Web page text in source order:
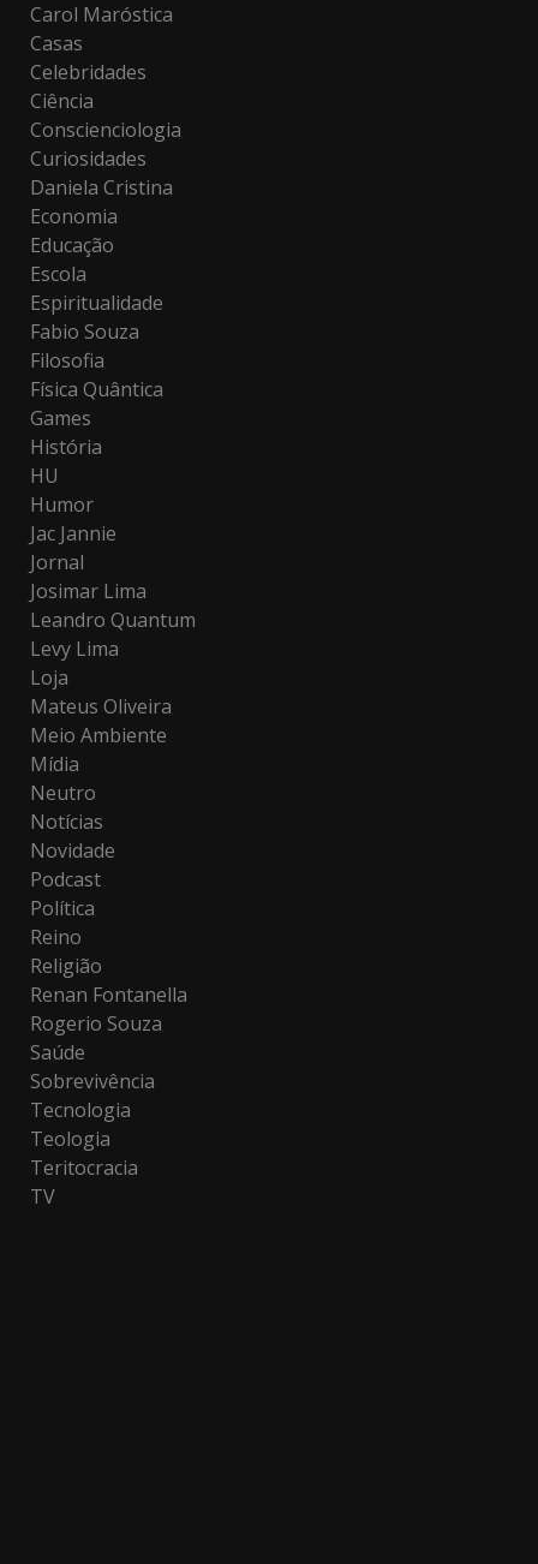
Carol Maróstica
Casas
Celebridades
Ciência
Conscienciologia
Curiosidades
Daniela Cristina
Economia
Educação
Escola
Espiritualidade
Fabio Souza
Filosofia
Física Quântica
Games
História
HU
Humor
Jac Jannie
Jornal
Josimar Lima
Leandro Quantum
Levy Lima
Loja
Mateus Oliveira
Meio Ambiente
Mídia
Neutro
Notícias
Novidade
Podcast
Política
Reino
Religião
Renan Fontanella
Rogerio Souza
Saúde
Sobrevivência
Tecnologia
Teologia
Teritocracia
TV